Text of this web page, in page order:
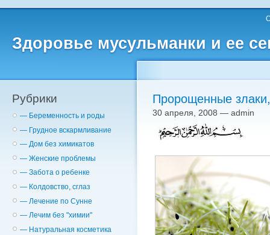
Здоровье мусульманки и ее
Рубрики
— Беременность и роды
— Грудное вскармливание
— Дом без химикатов
— Женские проблемы
— Забота о ребенке
— Колдовство, сглаз
— Лечение по Сунне
— Лечим без "химии"
— Натуральная косметика
Пророщенные
30 апреля, 2008 — admin